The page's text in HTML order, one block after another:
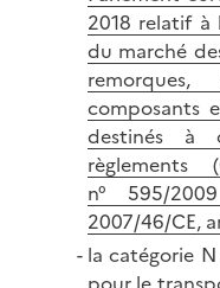
2018 relatif
du marché
composants
destinés à
n° 595/
2007/46/CE,
la catégorie